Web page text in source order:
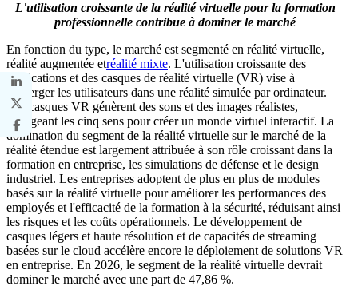
L'utilisation croissante de la réalité virtuelle pour la formation
professionnelle contribue à dominer le marché
En fonction du type, le marché est segmenté en réalité virtuelle,
réalité augmentée etréalité mixte. L'utilisation croissante des
applications et des casques de réalité virtuelle (VR) vise à
immerger les utilisateurs dans une réalité simulée par ordinateur.
Ces casques VR génèrent des sons et des images réalistes,
engageant les cinq sens pour créer un monde virtuel interactif. La
domination du segment de la réalité virtuelle sur le marché de la
réalité étendue est largement attribuée à son rôle croissant dans la
formation en entreprise, les simulations de défense et le design
industriel. Les entreprises adoptent de plus en plus de modules
basés sur la réalité virtuelle pour améliorer les performances des
employés et l'efficacité de la formation à la sécurité, réduisant ainsi
les risques et les coûts opérationnels. Le développement de
casques légers et haute résolution et de capacités de streaming
basées sur le cloud accélère encore le déploiement de solutions VR
en entreprise. En 2026, le segment de la réalité virtuelle devrait
dominer le marché avec une part de 47,86 %.